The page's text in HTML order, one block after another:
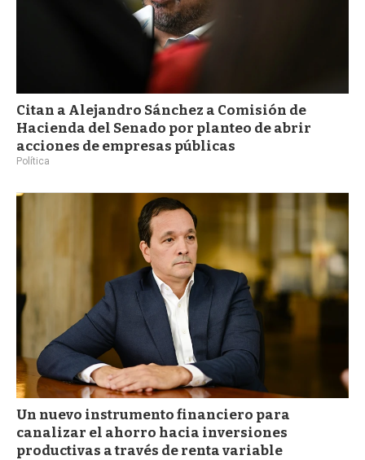
Citan a Alejandro Sánchez a Comisión de
Hacienda del Senado por planteo de abrir
acciones de empresas públicas
Política
Un nuevo instrumento financiero para
canalizar el ahorro hacia inversiones
productivas a través de renta variable